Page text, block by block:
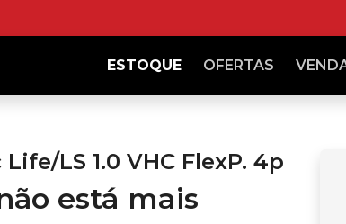
ESTOQUE OFERTAS
LS 1.0 VHC FlexP. 4p
está mais